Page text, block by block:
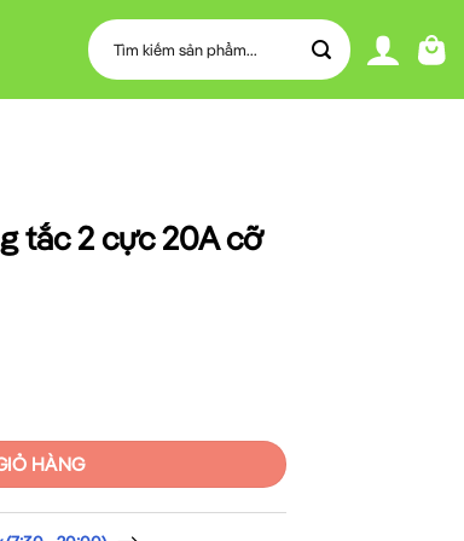
Tìm
kiếm:
tắc 2 cực 20A cỡ
có đèn báo số lượng
HÀNG